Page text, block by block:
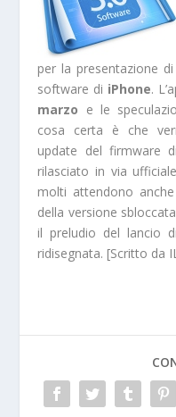
per la presentazione
software di iPhone.
marzo e le
cosa certa è che
update del firmware
rilasciato in via
molti attendono
della versione
il preludio del lancio
ridisegnata. [Scritto da